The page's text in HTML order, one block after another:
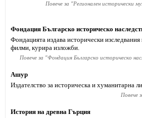
Повече за "Регионален исторически
Фондация Българско историческо
Фондацията издава исторически
филми, курира изложби.
Повече за "Фондация Българско историческо
Ашур
Издателство за историческа и хуманитарна
Повече
История на древна Гърция